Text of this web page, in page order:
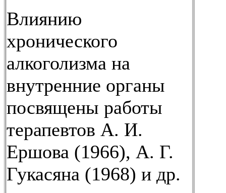
Влиянию
хронического
алкоголизма на
внутренние органы
посвящены работы
терапевтов А. И.
Ершова (1966), А. Г.
Гукасяна (1968) и др.